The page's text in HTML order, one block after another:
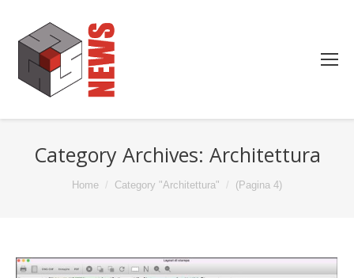
Category Archives: Architettura
You are here:
Home Category "Architettura" (Pagina 4)